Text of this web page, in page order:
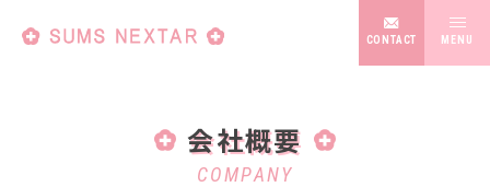
CONTACT
会社概要
COMPANY